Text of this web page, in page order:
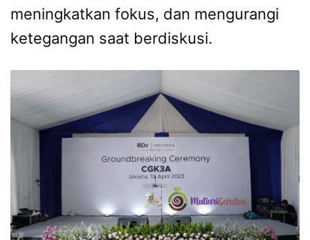
meningkatkan fokus, dan mengurangi
ketegangan saat berdiskusi.